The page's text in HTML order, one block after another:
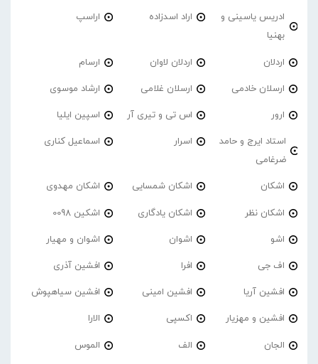
ادریس یاسینی و
بهنیا
اراد اسدزاده اراسپ
اردلان اردلان لاوان ارسام
ارسلان خادمی ارسلان غلامی ارشاد موسوی
ارور اس تی و تیری آر اسپین ایلیا
استاد ایرج و حامد
ضرغامی
اسرار اسماعیل کناری
اشکان اشکان شمسایی اشکان مهدوی
اشکان نظر اشکان یادگاری اشکین 0098
اشو اشوان اشوان و مهیار
اف جی افرا افشین آذری
افشین آریا افشین امینی افشین سیاهپوش
افشین و مهزیار اکسپی الارا
الجان الف الموس